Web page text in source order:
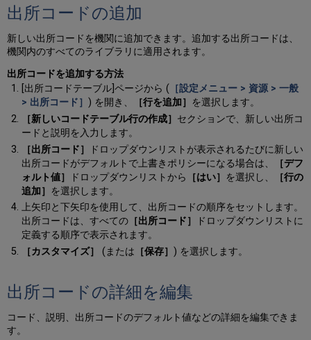
所
コ
ー
ド
削
除
出
所
コ
ー
ド
の
例
出所コードの追加
新しい出所コードを機関に追加できます。追加する出所コードは、
機関内のすべてのライブラリに適用されます。
出所コードを追加する方法
[出所コードテーブル]ページから ( ［設定メニュー > 資源 > 一般
> 出所コード］ ) を開き、 ［行を追加］
を選択します。
［新しいコードテーブル行の作成］ セクションで、新しい出所コ
ードと説明を入力します。
［出所コード］
ドロップダウンリストが表示されるたびに新しい
出所コードがデフォルトで上書きポリシーになる場合は、
［デフ
ォルト値］
ドロップダウンリストから ［はい］ を選択し、
［行の
追加］
を選択します。
上矢印と下矢印を使用して、出所コードの順序をセットします。
出所コードは、すべての［出所コード］
ドロップダウンリストに
定義する順序で表示されます。
［カスタマイズ］
(または ［保存］ ) を選択します。
出所コードの詳細を編集
コード、説明、出所コードのデフォルト値などの詳細を編集できま
す。